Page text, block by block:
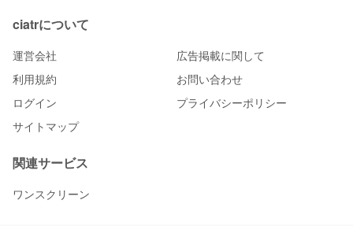
ciatrについて
運営会社
広告掲載に関して
利用規約
お問い合わせ
ログイン
プライバシーポリシー
サイトマップ
関連サービス
ワンスクリーン